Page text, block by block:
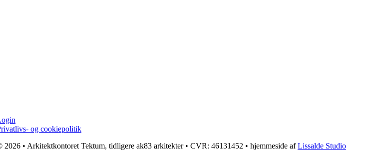
og cookiepolitik
2026 • Arkitektkontoret Tektum, tidligere ak83 arkitekter • CVR: 46131452 • hjemmeside afLissalde Studio